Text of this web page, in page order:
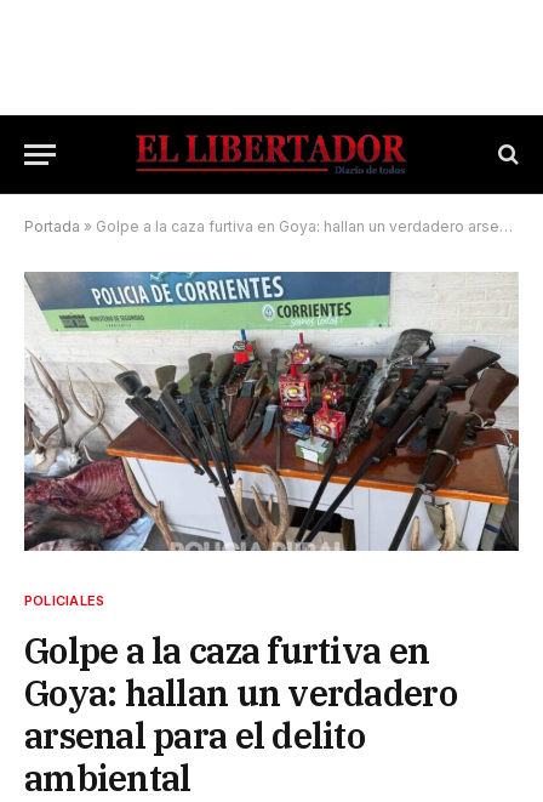
Portada » Golpe a la caza furtiva en Goya: hallan un verdadero arsenal para el delito ambiental
POLICIALES
Golpe a la caza furtiva en
Goya: hallan un verdadero
arsenal para el delito
ambiental